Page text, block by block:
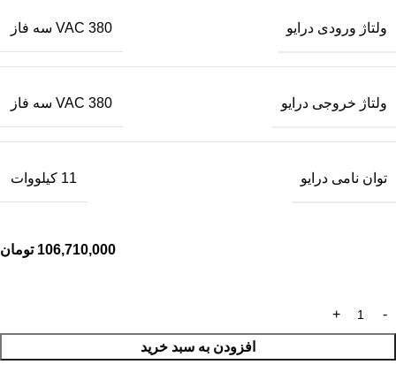
ولتاژ ورودی درایو 380 VAC سه فاز
ولتاژ خروجی درایو 380 VAC سه فاز
توان نامی درایو 11 کیلووات
106,710,000 تومان
افزودن به سبد خرید